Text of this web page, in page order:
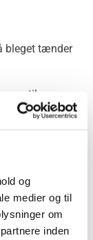
og
medier og til
om
inden
bleget tænder
til person.
er tilfredse
tænder i